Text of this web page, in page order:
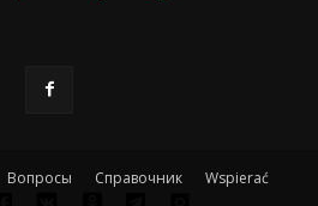
Вопросы Справочник
Wspierać